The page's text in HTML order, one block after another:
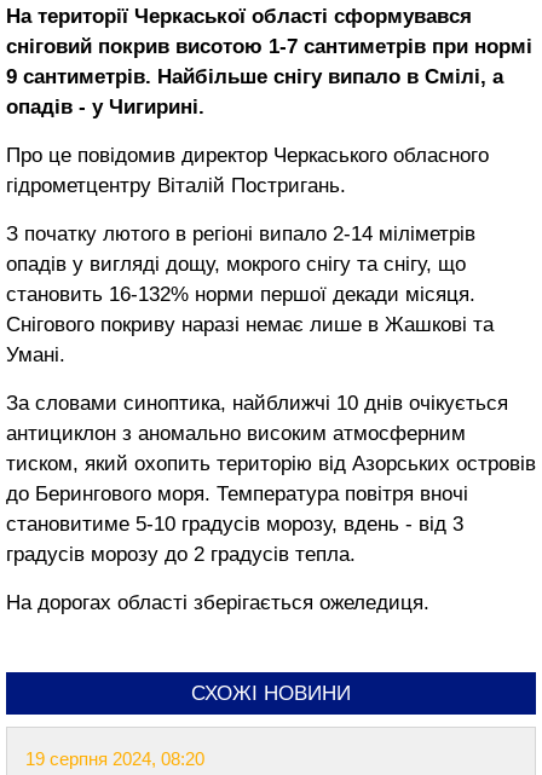
На території Черкаської області сформувався
сніговий покрив висотою 1-7 сантиметрів при нормі
9 сантиметрів. Найбільше снігу випало в Смілі, а
опадів - у Чигирині.
Про це повідомив директор Черкаського обласного
гідрометцентру Віталій Постригань.
З початку лютого в регіоні випало 2-14 міліметрів
опадів у вигляді дощу, мокрого снігу та снігу, що
становить 16-132% норми першої декади місяця.
Снігового покриву наразі немає лише в Жашкові та
Умані.
За словами синоптика, найближчі 10 днів очікується
антициклон з аномально високим атмосферним
тиском, який охопить територію від Азорських островів
до Берингового моря. Температура повітря вночі
становитиме 5-10 градусів морозу, вдень - від 3
градусів морозу до 2 градусів тепла.
На дорогах області зберігається ожеледиця.
СХОЖІ НОВИНИ
19 серпня 2024, 08:20